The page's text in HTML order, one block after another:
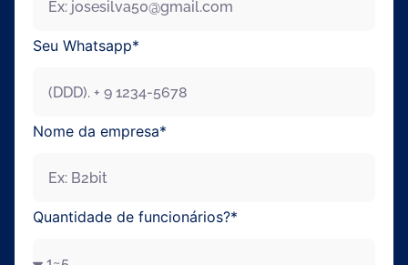
Seu Whatsapp*
Nome da empresa*
Quantidade de funcionários?*